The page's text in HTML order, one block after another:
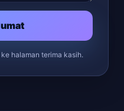
halaman terima kasih.